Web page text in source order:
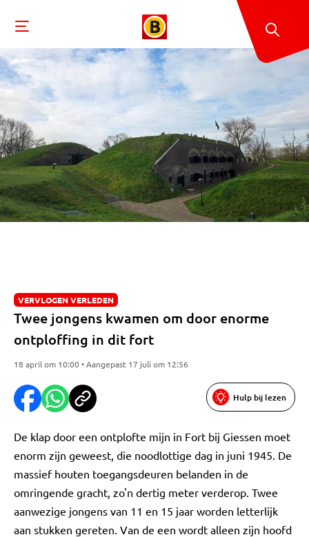
VERVLOGEN VERLEDEN
Twee jongens kwamen om door enorme
ontploffing in dit fort
18 april om 10:00 • Aangepast 17 juli om 12:56
Hulp bij lezen
De klap door een ontplofte mijn in Fort bij Giessen moet
enorm zijn geweest, die noodlottige dag in juni 1945. De
massief houten toegangsdeuren belanden in de
omringende gracht, zo'n dertig meter verderop. Twee
aanwezige jongens van 11 en 15 jaar worden letterlijk
aan stukken gereten. Van de een wordt alleen zijn hoofd